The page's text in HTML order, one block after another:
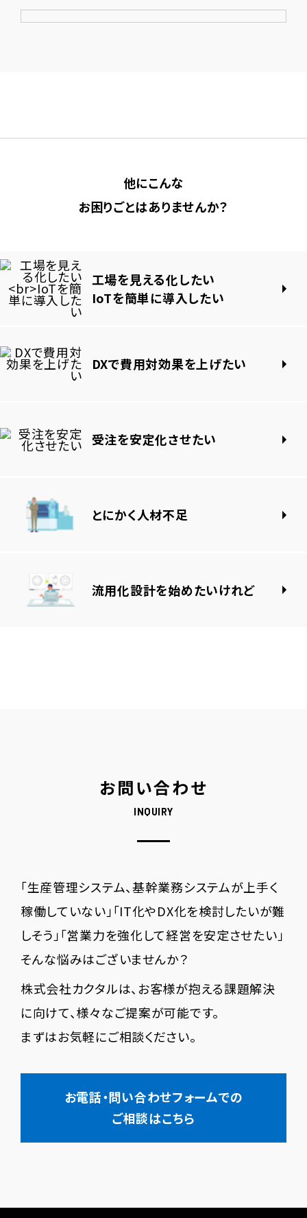
他にこんな
お困りごとはありませんか？
工場を見える化したい
IoTを簡単に導入したい
DXで費用対効果を上げたい
受注を安定化させたい
とにかく人材不足
流用化設計を始めたいけれど
お問い合わせ
INQUIRY
「生産管理システム、基幹業務システムが上手く
稼働していない」「IT化やDX化を検討したいが難
しそう」「営業力を強化して経営を安定させたい」
そんな悩みはございませんか？
株式会社カクタルは、お客様が抱える課題解決
に向けて、様々なご提案が可能です。
まずはお気軽にご相談ください。
お電話・問い合わせフォームでの
ご相談はこちら